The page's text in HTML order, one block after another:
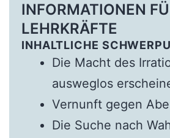
INFORMATIONEN
LEHRKRÄFTE
INHALTLICHE
Die Macht des
ausweglos
Vernunft gegen
Die Suche nach